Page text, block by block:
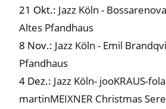
21 Okt.: Jazz Köln -
Altes Pfandhaus
8 Nov.: Jazz Köln - Emil
Pfandhaus
4 Dez.: Jazz Köln- jooKRAUS-
martinMEIXNER Christmas